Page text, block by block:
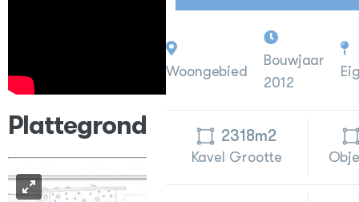
Plattegrond
Woongebied
Bouwjaar
2012
2318m2
Kavel Grootte